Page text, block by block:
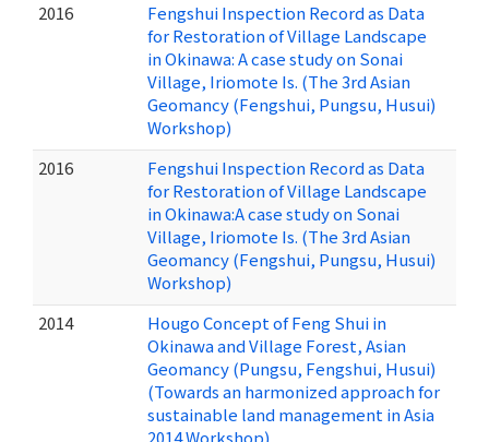
2016
Fengshui Inspection Record as Data
for Restoration of Village Landscape
in Okinawa: A case study on Sonai
Village, Iriomote Is. (The 3rd Asian
Geomancy (Fengshui, Pungsu, Husui)
Workshop)
2016
Fengshui Inspection Record as Data
for Restoration of Village Landscape
in Okinawa:A case study on Sonai
Village, Iriomote Is. (The 3rd Asian
Geomancy (Fengshui, Pungsu, Husui)
Workshop)
2014
Hougo Concept of Feng Shui in
Okinawa and Village Forest, Asian
Geomancy (Pungsu, Fengshui, Husui)
(Towards an harmonized approach for
sustainable land management in Asia
2014 Workshop)